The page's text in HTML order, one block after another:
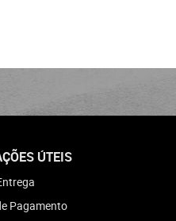
ÚTEIS
Pagamento